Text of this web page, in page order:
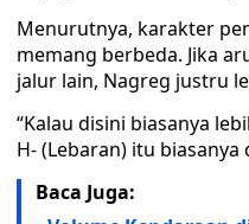
Menurutnya, karakter
memang berbeda. Jika
jalur lain, Nagreg justru
“Kalau disini biasanya
H- (Lebaran) itu biasanya
Baca Juga: